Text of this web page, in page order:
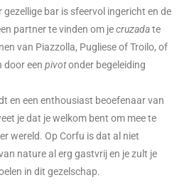
bar is sfeervol ingericht en de
partner te vinden om jecruzadate
van Piazzolla, Pugliese of Troilo, of
door een pivotonder begeleiding
en een enthousiast beoefenaar van
je dat je welkom bent om mee te
wereld. Op Corfu is dat al niet
nature al erg gastvrij en je zult je
in dit gezelschap.